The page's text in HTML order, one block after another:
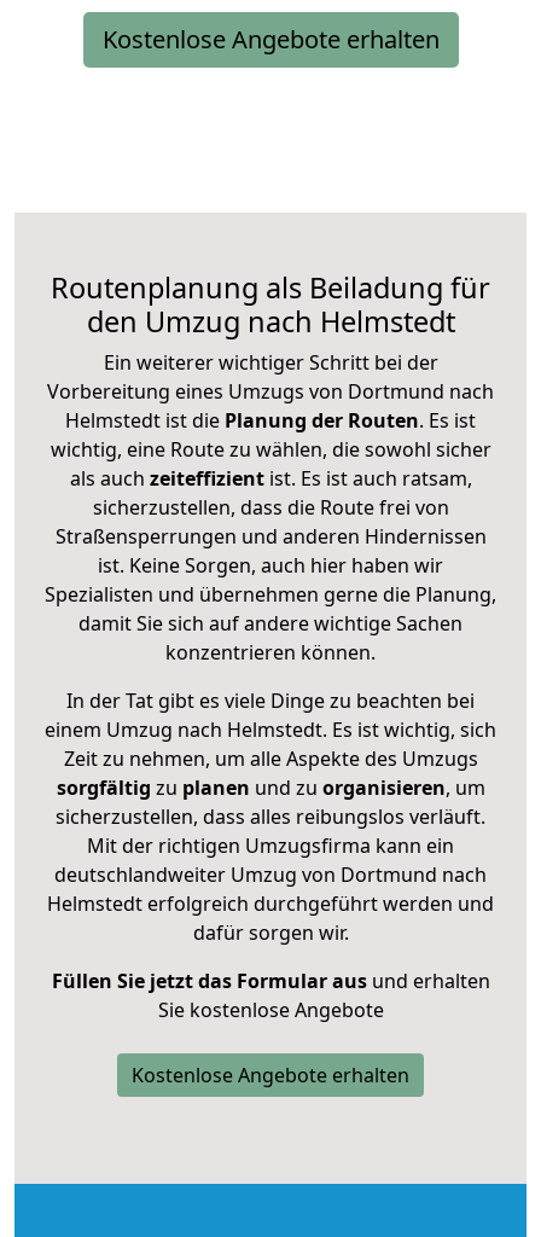
Kostenlose Angebote erhalten
Routenplanung als Beiladung für
den Umzug nach Helmstedt
Ein weiterer wichtiger Schritt bei der
Vorbereitung eines Umzugs von Dortmund nach
Helmstedt ist die Planung der Routen. Es ist
wichtig, eine Route zu wählen, die sowohl sicher
als auch zeiteffizientist. Es ist auch ratsam,
sicherzustellen, dass die Route frei von
Straßensperrungen und anderen Hindernissen
ist. Keine Sorgen, auch hier haben wir
Spezialisten und übernehmen gerne die Planung,
damit Sie sich auf andere wichtige Sachen
konzentrieren können.
In der Tat gibt es viele Dinge zu beachten bei
einem Umzug nach Helmstedt. Es ist wichtig, sich
Zeit zu nehmen, um alle Aspekte des Umzugs
sorgfältig zu planen und zu organisieren, um
sicherzustellen, dass alles reibungslos verläuft.
Mit der richtigen Umzugsfirma kann ein
deutschlandweiter Umzug von Dortmund nach
Helmstedt erfolgreich durchgeführt werden und
dafür sorgen wir.
Füllen Sie jetzt das Formular ausund erhalten
Sie kostenlose Angebote
Kostenlose Angebote erhalten